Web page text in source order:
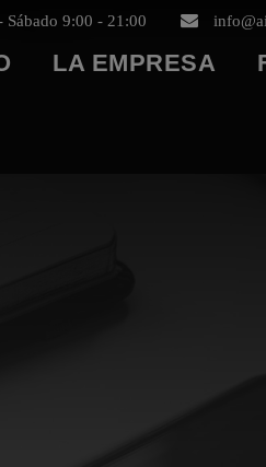
Sábado 9:00 - 21:00
LA EMPRESA